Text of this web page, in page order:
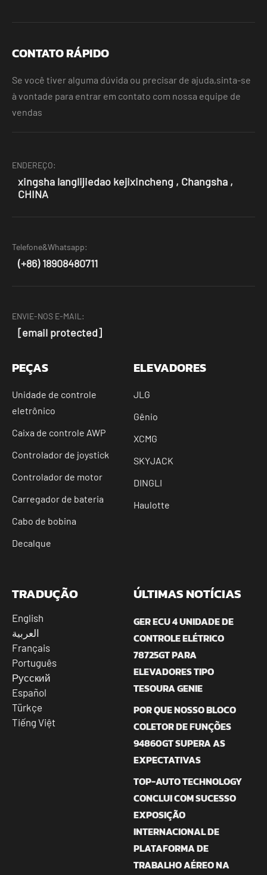
CONTATO RÁPIDO
Se você tiver alguma dúvida ou precisar de ajuda,sinta-se
à vontade para entrar em contato com nossa equipe de
vendas
ENDEREÇO:
xingsha langlijiedao kejixincheng , Changsha ,
CHINA
Telefone&Whatsapp:
(+86) 18908480711
ENVIE-NOS E-MAIL:
[email protected]
PEÇAS
Unidade de controle
eletrônico
Caixa de controle AWP
Controlador de joystick
Controlador de motor
Carregador de bateria
Cabo de bobina
Decalque
ELEVADORES
JLG
Gênio
XCMG
SKYJACK
DINGLI
Haulotte
TRADUÇÃO
English
العربية
Français
Português
Русский
Español
Türkçe
Tiếng Việt
ÚLTIMAS NOTÍCIAS
GER ECU 4 UNIDADE DE
CONTROLE ELÉTRICO
78725GT PARA
ELEVADORES TIPO
TESOURA GENIE
POR QUE NOSSO BLOCO
COLETOR DE FUNÇÕES
94860GT SUPERA AS
EXPECTATIVAS
TOP-AUTO TECHNOLOGY
CONCLUI COM SUCESSO
EXPOSIÇÃO
INTERNACIONAL DE
PLATAFORMA DE
TRABALHO AÉREO NA